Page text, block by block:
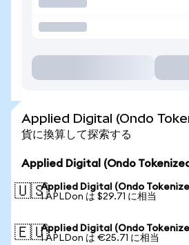
Applied Digital (Ondo
貨に換算して探索する
Applied Digital (Ondo
🇺🇸Applied Digital (Ondo
1 APLDon は $29.71 に相当
🇪🇺Applied Digital (Ondo
1 APLDon は €25.71 に相当